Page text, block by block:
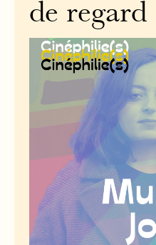
de regard